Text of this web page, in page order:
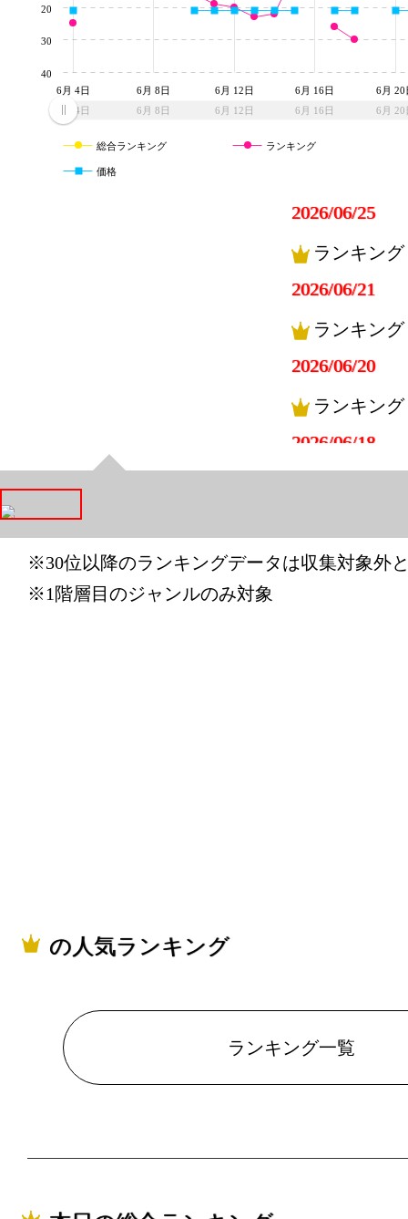
6月 4日 6月 8日 6月 12日 6月 16日 6月 20
6月 4日 6月 8日 6月 12日 6月 16日 6月 20
20
30
40
総合ランキング ランキング
価格
2026/06/25
ランキン
2026/06/21
ランキン
2026/06/20
ランキン
2026/06/18
ランキング
2026/06/04
※30位以降のランキングデータは収集対象外
※1階層目のジャンルのみ対象
の人気ランキング
ランキング一覧